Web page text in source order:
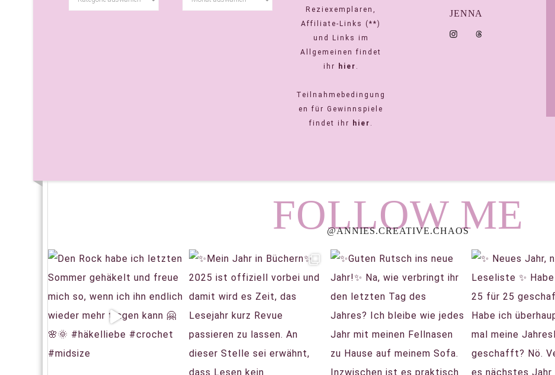
Reziexemplaren,
Affiliate-Links (**)
und Links im
Allgemeinen findet
ihr
hier .
Teilnahmebedingung
en für Gewinnspiele
findet ihr
hier .
JENNA
FOLLOW ME
@ANNIES.CREATIVE.CHAOS